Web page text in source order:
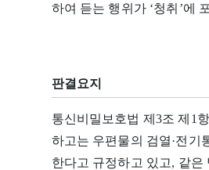
하여 듣는 행위가 ‘청취’에
판결요지
통신비밀보호법 제3조 제1
하고는 우편물의 검열·전기
한다고 규정하고 있고, 같은